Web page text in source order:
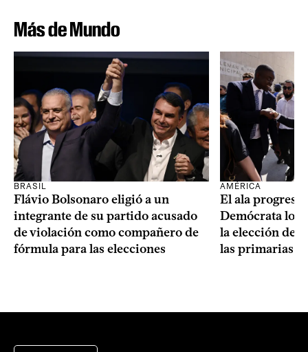
Más de Mundo
BRASIL
Flávio Bolsonaro eligió a un
integrante de su partido acusado
de violación como compañero de
fórmula para las elecciones
AMÉRICA
El ala
Demócrata
la elección de
las primarias